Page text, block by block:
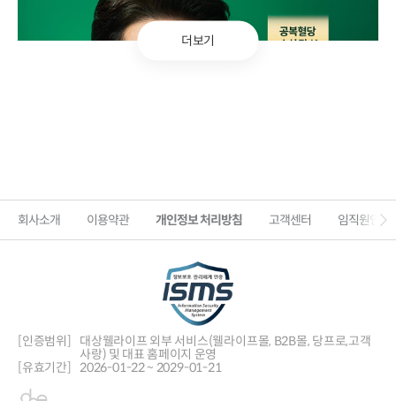
더보기
회사소개 이용약관 개인정보 처리방침 고객센터 임직원인증
[인증범위] 대상웰라이프 외부 서비스(웰라이프몰, B2B몰, 당프로,고객
사랑) 및 대표 홈페이지 운영
[유효기간]
2026-01-22 ~ 2029-01-21